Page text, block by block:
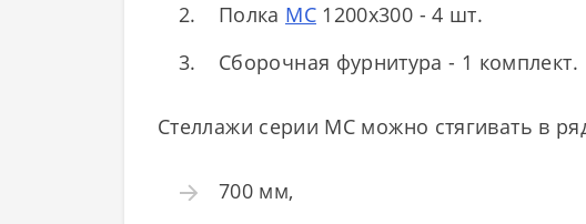
Полка МС1200х300 - 4 шт.
Сборочная фурнитура - 1 комплект.
Стеллажи серии МС можно стягивать в
700 мм,